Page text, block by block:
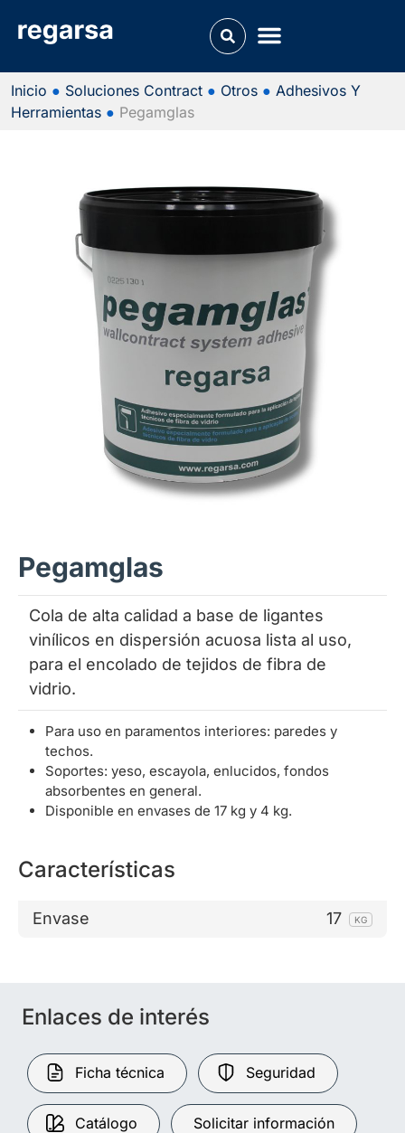
Inicio ● Soluciones Contract ● Otros ● Adhesivos Y
Herramientas ● Pegamglas
Pegamglas
Cola de alta calidad a base de ligantes
vinílicos en dispersión acuosa lista al uso,
para el encolado de tejidos de fibra de
vidrio.
Para uso en paramentos interiores: paredes y
techos.
Soportes: yeso, escayola, enlucidos, fondos
absorbentes en general.
Disponible en envases de 17 kg y 4 kg.
Características
Envase 17 KG
Enlaces de interés
Ficha técnica Seguridad
Catálogo Solicitar información